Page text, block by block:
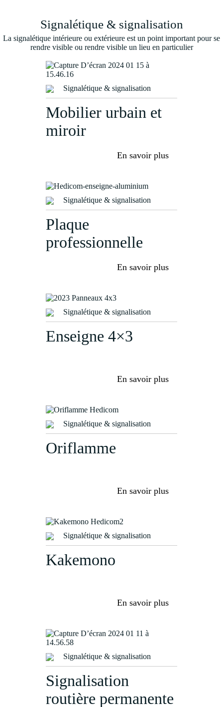
Signalétique & signalisation
La signalétique intérieure ou extérieure est un point important pour se
rendre visible ou rendre visible un lieu en particulier
Signalétique & signalisation
Mobilier urbain et
miroir
En savoir plus
Signalétique & signalisation
Plaque
professionnelle
En savoir plus
Signalétique & signalisation
Enseigne 4×3
En savoir plus
Signalétique & signalisation
Oriflamme
En savoir plus
Signalétique & signalisation
Kakemono
En savoir plus
Signalétique & signalisation
Signalisation
routière permanente